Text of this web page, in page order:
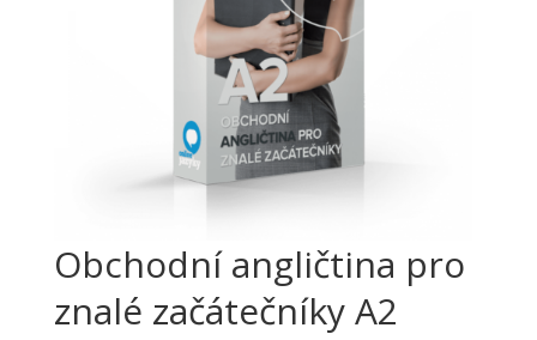
Obchodní angličtina pro
znalé začátečníky A2